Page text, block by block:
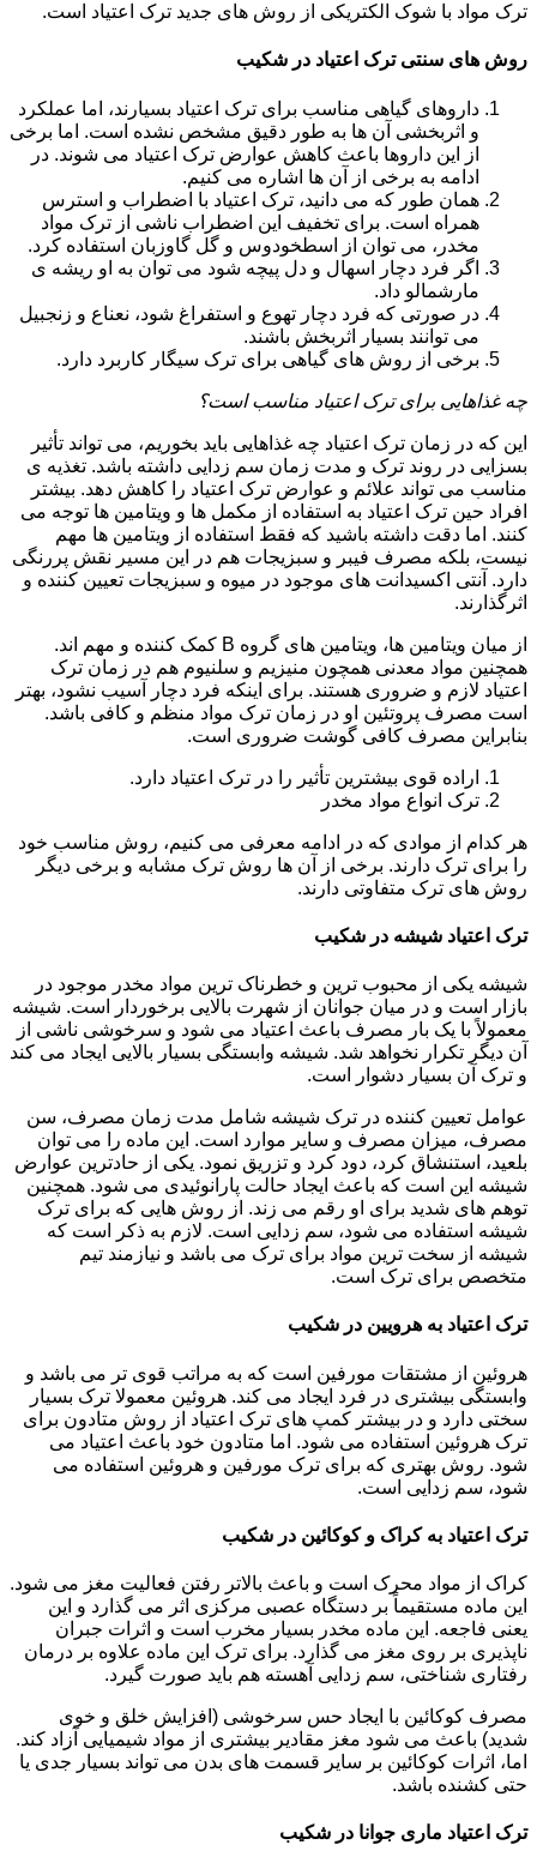
ترک مواد با شوک الکتریکی از روش های جدید ترک اعتیاد است.
روش های سنتی ترک اعتیاد در شکیب
داروهای گیاهی مناسب برای ترک اعتیاد بسیارند، اما عملکرد
و اثربخشی آن ها به طور دقیق مشخص نشده است. اما برخی
از این داروها باعث کاهش عوارض ترک اعتیاد می شوند. در
ادامه به برخی از آن ها اشاره می کنیم.
همان طور که می دانید، ترک اعتیاد با اضطراب و استرس
همراه است. برای تخفیف این اضطراب ناشی از ترک مواد
مخدر، می توان از اسطخودوس و گل گاوزبان استفاده کرد.
اگر فرد دچار اسهال و دل پیچه شود می توان به او ریشه ی
مارشمالو داد.
در صورتی که فرد دچار تهوع و استفراغ شود، نعناع و زنجبیل
می توانند بسیار اثربخش باشند.
برخی از روش های گیاهی برای ترک سیگار کاربرد دارد.
چه غذاهایی برای ترک اعتیاد مناسب است؟
این که در زمان ترک اعتیاد چه غذاهایی باید بخوریم، می تواند تأثیر
بسزایی در روند ترک و مدت زمان سم زدایی داشته باشد. تغذیه ی
مناسب می تواند علائم و عوارض ترک اعتیاد را کاهش دهد. بیشتر
افراد حین ترک اعتیاد به استفاده از مکمل ها و ویتامین ها توجه می
کنند. اما دقت داشته باشید که فقط استفاده از ویتامین ها مهم
نیست، بلکه مصرف فیبر و سبزیجات هم در این مسیر نقش پررنگی
دارد. آنتی اکسیدانت های موجود در میوه و سبزیجات تعیین کننده و
اثرگذارند.
از میان ویتامین ها، ویتامین های گروه B کمک کننده و مهم اند.
همچنین مواد معدنی همچون منیزیم و سلنیوم هم در زمان ترک
اعتیاد لازم و ضروری هستند. برای اینکه فرد دچار آسیب نشود، بهتر
است مصرف پروتئین او در زمان ترک مواد منظم و کافی باشد.
بنابراین مصرف کافی گوشت ضروری است.
اراده قوی بیشترین تأثیر را در ترک اعتیاد دارد.
ترک انواع مواد مخدر
هر کدام از موادی که در ادامه معرفی می کنیم، روش مناسب خود
را برای ترک دارند. برخی از آن ها روش ترک مشابه و برخی دیگر
روش های ترک متفاوتی دارند.
ترک اعتیاد شیشه در شکیب
شیشه یکی از محبوب ترین و خطرناک ترین مواد مخدر موجود در
بازار است و در میان جوانان از شهرت بالایی برخوردار است. شیشه
معمولاً با یک بار مصرف باعث اعتیاد می شود و سرخوشی ناشی از
آن دیگر تکرار نخواهد شد. شیشه وابستگی بسیار بالایی ایجاد می کند
و ترک آن بسیار دشوار است.
عوامل تعیین کننده در ترک شیشه شامل مدت زمان مصرف، سن
مصرف، میزان مصرف و سایر موارد است. این ماده را می توان
بلعید، استنشاق کرد، دود کرد و تزریق نمود. یکی از حادترین عوارض
شیشه این است که باعث ایجاد حالت پارانوئیدی می شود. همچنین
توهم های شدید برای او رقم می زند. از روش هایی که برای ترک
شیشه استفاده می شود، سم زدایی است. لازم به ذکر است که
شیشه از سخت ترین مواد برای ترک می باشد و نیازمند تیم
متخصص برای ترک است.
ترک اعتیاد به هرویین در شکیب
هروئین از مشتقات مورفین است که به مراتب قوی تر می باشد و
وابستگی بیشتری در فرد ایجاد می کند. هروئین معمولا ترک بسیار
سختی دارد و در بیشتر کمپ های ترک اعتیاد از روش متادون برای
ترک هروئین استفاده می شود. اما متادون خود باعث اعتیاد می
شود. روش بهتری که برای ترک مورفین و هروئین استفاده می
شود، سم زدایی است.
ترک اعتیاد به کراک و کوکائین در شکیب
کراک از مواد محرک است و باعث بالاتر رفتن فعالیت مغز می شود.
این ماده مستقیماً بر دستگاه عصبی مرکزی اثر می گذارد و این
یعنی فاجعه. این ماده مخدر بسیار مخرب است و اثرات جبران
ناپذیری بر روی مغز می گذارد. برای ترک این ماده علاوه بر درمان
رفتاری شناختی، سم زدایی آهسته هم باید صورت گیرد.
مصرف کوکائین با ایجاد حس سرخوشی (افزایش خلق و خوی
شدید) باعث می شود مغز مقادیر بیشتری از مواد شیمیایی آزاد کند.
اما، اثرات کوکائین بر سایر قسمت های بدن می تواند بسیار جدی یا
حتی کشنده باشد.
ترک اعتیاد ماری جوانا در شکیب